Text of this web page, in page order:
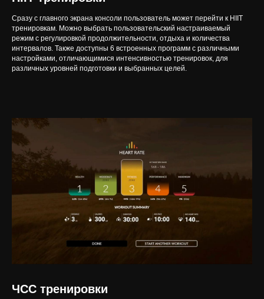
Сразу с главного экрана консоли пользователь может перейти к HIIT
тренировкам. Можно выбрать пользовательский настраиваемый
режим с регулировкой продолжительности, отдыха и количества
интервалов. Также доступны 6 встроенных программ с различными
настройками, отличающимися интенсивностью тренировок, для
различных уровней подготовки и выбранных целей.
ЧСС тренировки